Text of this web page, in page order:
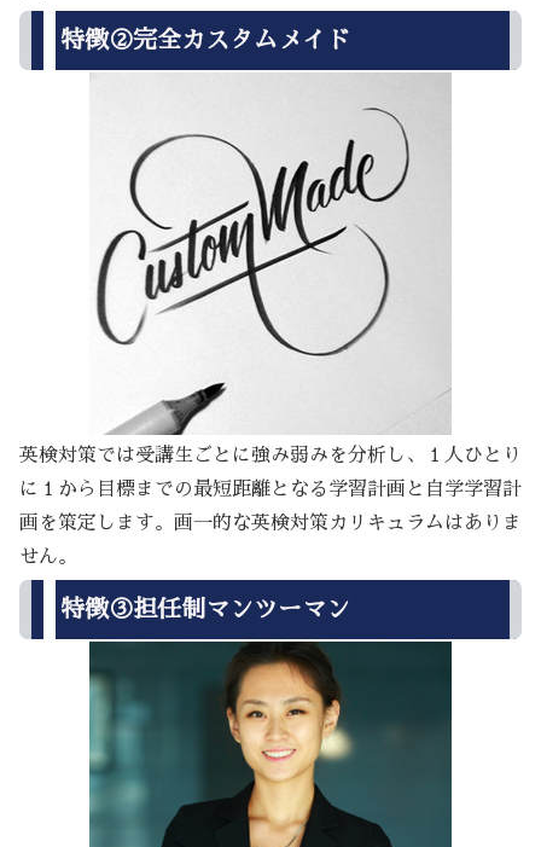
特徴②完全カスタムメイド
英検対策では受講生ごとに強み弱みを分析し、１人ひとり
に１から目標までの最短距離となる学習計画と自学学習計
画を策定します。画一的な英検対策カリキュラムはありま
せん。
特徴③担任制マンツーマン